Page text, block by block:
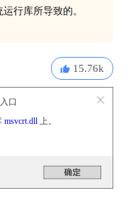
行库所导致的。
15.76k
口
msvcrt.dll上。